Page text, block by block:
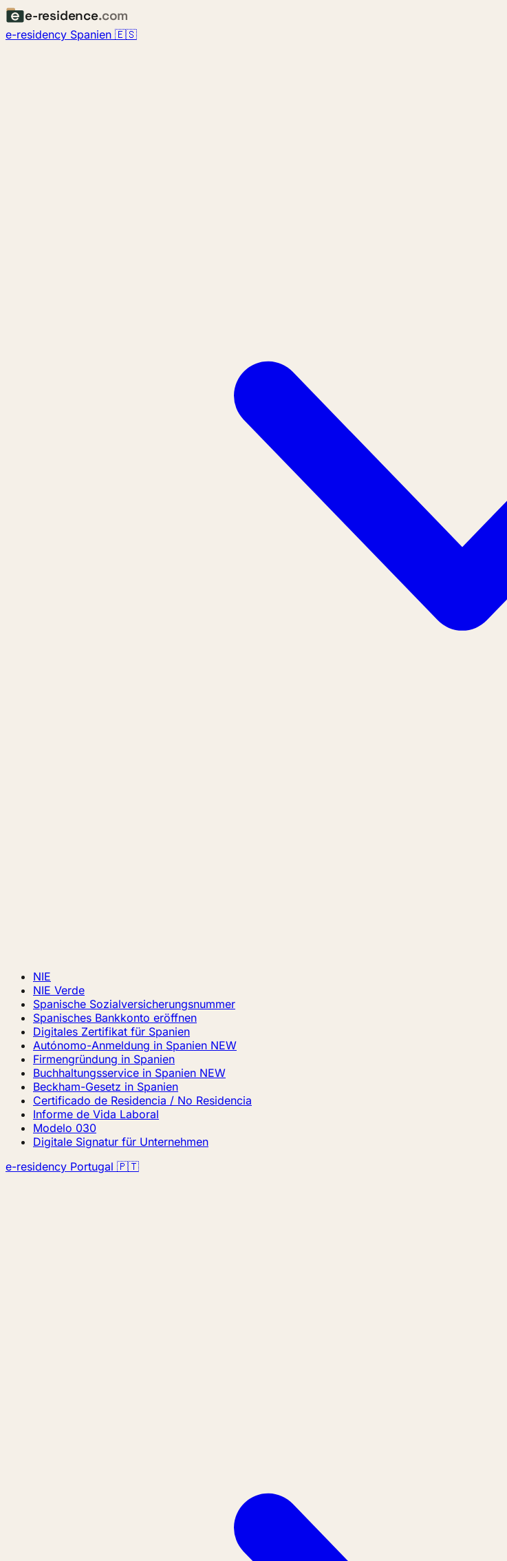
e-residence.com
e-residency Spanien 🇪🇸
NIE
NIE Verde
Spanische Sozialversicherungsnummer
Spanisches Bankkonto eröffnen
Digitales Zertifikat für Spanien
Autónomo-Anmeldung in Spanien NEW
Firmengründung in Spanien
Buchhaltungsservice in Spanien NEW
Beckham-Gesetz in Spanien
Certificado de Residencia / No Residencia
Informe de Vida Laboral
Modelo 030
Digitale Signatur für Unternehmen
e-residency Portugal 🇵🇹